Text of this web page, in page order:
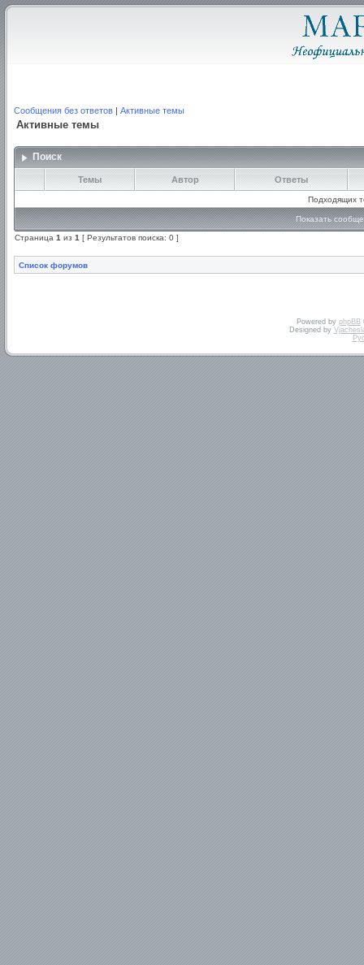
Сообщения без ответов | Активные темы
Активные темы
Поиск
Темы Автор Ответы
Подходящих
Показать
Страница 1 из 1 [ Результатов поиска: 0 ]
Список форумов
Powered by phpBB
Designed by